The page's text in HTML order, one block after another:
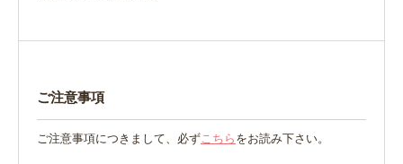
ご注意事項
ご注意事項につきまして、必ずこちらをお読み下さい。